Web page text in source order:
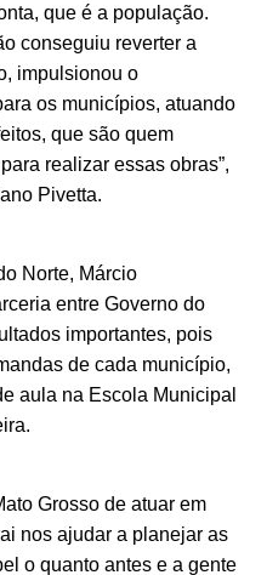
que é a população.
conseguiu reverter a
impulsionou o
os municípios, atuando
que são quem
realizar essas obras”,
Pivetta.
Norte, Márcio
entre Governo do
importantes, pois
de cada município,
aula na Escola Municipal
Grosso de atuar em
nos ajudar a planejar as
o quanto antes e a gente